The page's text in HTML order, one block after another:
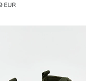
EUR